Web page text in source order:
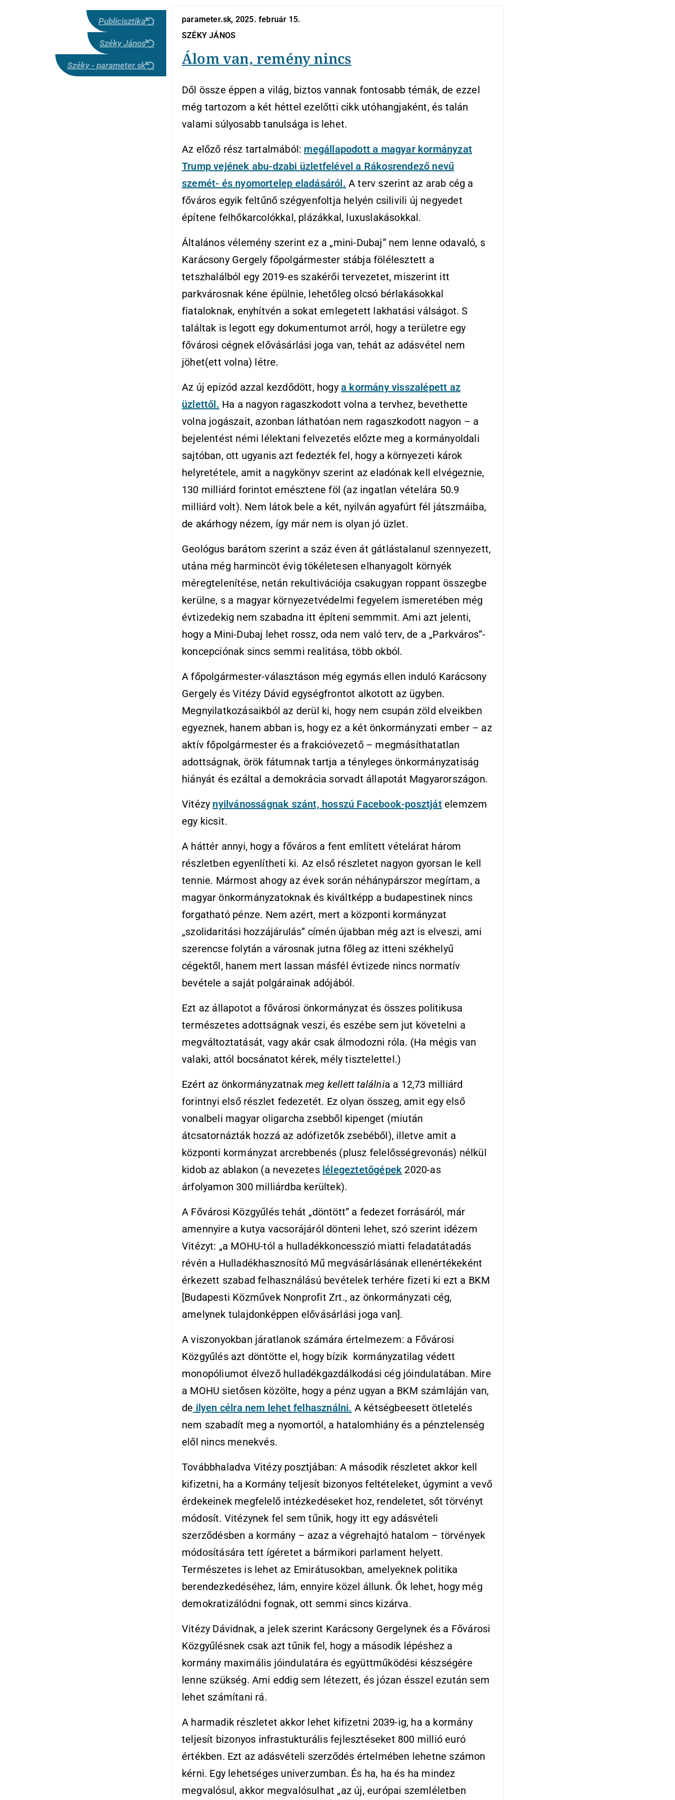
Publicisztika
Széky János
Széky - parameter.sk
parameter.sk, 2025. február 15.
SZÉKY JÁNOS
Álom van, remény nincs
Dől össze éppen a világ, biztos vannak fontosabb témák, de ezzel
még tartozom a két héttel ezelőtti cikk utóhangjaként, és talán
valami súlyosabb tanulsága is lehet.
Az előző rész tartalmából: megállapodott a magyar kormányzat
Trump vejének abu-dzabi üzletfelével a Rákosrendező nevű
szemét- és nyomortelep eladásáról. A terv szerint az arab cég a
főváros egyik feltűnő szégyenfoltja helyén csilivili új negyedet
építene felhőkarcolókkal, plázákkal, luxuslakásokkal.
Általános vélemény szerint ez a „mini-Dubaj” nem lenne odavaló, s
Karácsony Gergely főpolgármester stábja fölélesztett a
tetszhalálból egy 2019-es szakérői tervezetet, miszerint itt
parkvárosnak kéne épülnie, lehetőleg olcsó bérlakásokkal
fiataloknak, enyhítvén a sokat emlegetett lakhatási válságot. S
találtak is legott egy dokumentumot arról, hogy a területre egy
fővárosi cégnek elővásárlási joga van, tehát az adásvétel nem
jöhet(ett volna) létre.
Az új epizód azzal kezdődött, hogy a kormány visszalépett az
üzlettől. Ha a nagyon ragaszkodott volna a tervhez, bevethette
volna jogászait, azonban láthatóan nem ragaszkodott nagyon – a
bejelentést némi lélektani felvezetés előzte meg a kormányoldali
sajtóban, ott ugyanis azt fedezték fel, hogy a környezeti károk
helyretétele, amit a nagykönyv szerint az eladónak kell elvégeznie,
130 milliárd forintot emésztene föl (az ingatlan vételára 50.9
milliárd volt). Nem látok bele a két, nyilván agyafúrt fél játszmáiba,
de akárhogy nézem, így már nem is olyan jó üzlet.
Geológus barátom szerint a száz éven át gátlástalanul szennyezett,
utána még harmincöt évig tökéletesen elhanyagolt környék
méregtelenítése, netán rekultivációja csakugyan roppant összegbe
kerülne, s a magyar környezetvédelmi fegyelem ismeretében még
évtizedekig nem szabadna itt építeni semmmit. Ami azt jelenti,
hogy a Mini-Dubaj lehet rossz, oda nem való terv, de a „Parkváros”-
koncepciónak sincs semmi realitása, több okból.
A főpolgármester-választáson még egymás ellen induló Karácsony
Gergely és Vitézy Dávid egységfrontot alkotott az ügyben.
Megnyilatkozásaikból az derül ki, hogy nem csupán zöld elveikben
egyeznek, hanem abban is, hogy ez a két önkormányzati ember – az
aktív főpolgármester és a frakcióvezető – megmásíthatatlan
adottságnak, örök fátumnak tartja a tényleges önkormányzatiság
hiányát és ezáltal a demokrácia sorvadt állapotát Magyarországon.
Vitézy nyilvánosságnak szánt, hosszú Facebook-posztjátelemzem
egy kicsit.
A háttér annyi, hogy a főváros a fent említett vételárat három
részletben egyenlítheti ki. Az első részletet nagyon gyorsan le kell
tennie. Mármost ahogy az évek során néhánypárszor megírtam, a
magyar önkormányzatoknak és kiváltképp a budapestinek nincs
forgatható pénze. Nem azért, mert a központi kormányzat
„szolidaritási hozzájárulás” címén újabban még azt is elveszi, ami
szerencse folytán a városnak jutna főleg az itteni székhelyű
cégektől, hanem mert lassan másfél évtizede nincs normatív
bevétele a saját polgárainak adójából.
Ezt az állapotot a fővárosi önkormányzat és összes politikusa
természetes adottságnak veszi, és eszébe sem jut követelni a
megváltoztatását, vagy akár csak álmodozni róla. (Ha mégis van
valaki, attól bocsánatot kérek, mély tisztelettel.)
Ezért az önkormányzatnak meg kellett találnia a 12,73 milliárd
forintnyi első részlet fedezetét. Ez olyan összeg, amit egy első
vonalbeli magyar oligarcha zsebből kipenget (miután
átcsatornázták hozzá az adófizetők zsebéből), illetve amit a
központi kormányzat arcrebbenés (plusz felelősségrevonás) nélkül
kidob az ablakon (a nevezetes lélegeztetőgépek 2020-as
árfolyamon 300 milliárdba kerültek).
A Fővárosi Közgyűlés tehát „döntött” a fedezet forrásáról, már
amennyire a kutya vacsorájáról dönteni lehet, szó szerint idézem
Vitézyt: „a MOHU-tól a hulladékkoncesszió miatti feladatátadás
révén a Hulladékhasznosító Mű megvásárlásának ellenértékeként
érkezett szabad felhasználású bevételek terhére fizeti ki ezt a BKM
[Budapesti Közművek Nonprofit Zrt., az önkormányzati cég,
amelynek tulajdonképpen elővásárlási joga van].
A viszonyokban járatlanok számára értelmezem: a Fővárosi
Közgyűlés azt döntötte el, hogy bízik kormányzatilag védett
monopóliumot élvező hulladékgazdálkodási cég jóindulatában. Mire
a MOHU sietősen közölte, hogy a pénz ugyan a BKM számláján van,
de ilyen célra nem lehet felhasználni. A kétségbeesett ötletelés
nem szabadít meg a nyomortól, a hatalomhiány és a pénztelenség
elől nincs menekvés.
Továbbhaladva Vitézy posztjában: A második részletet akkor kell
kifizetni, ha a Kormány teljesít bizonyos feltételeket, úgymint a vevő
érdekeinek megfelelő intézkedéseket hoz, rendeletet, sőt törvényt
módosít. Vitézynek fel sem tűnik, hogy itt egy adásvételi
szerződésben a kormány – azaz a végrehajtó hatalom – törvények
módosítására tett ígéretet a bármikori parlament helyett.
Természetes is lehet az Emirátusokban, amelyeknek politika
berendezkedéséhez, lám, ennyire közel állunk. Ők lehet, hogy még
demokratizálódni fognak, ott semmi sincs kizárva.
Vitézy Dávidnak, a jelek szerint Karácsony Gergelynek és a Fővárosi
Közgyűlésnek csak azt tűnik fel, hogy a második lépéshez a
kormány maximális jóindulatára és együttműködési készségére
lenne szükség. Ami eddig sem létezett, és józan ésszel ezután sem
lehet számítani rá.
A harmadik részletet akkor lehet kifizetni 2039-ig, ha a kormány
teljesít bizonyos infrastukturális fejlesztéseket 800 millió euró
értékben. Ezt az adásvételi szerződés értelmében lehetne számon
kérni. Egy lehetséges univerzumban. És ha, ha és ha mindez
megvalósul, akkor megvalósulhat „az új, európai szemléletben